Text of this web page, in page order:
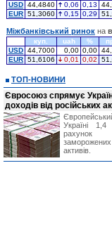
USD 44,4840 0,06 0,13
EUR 51,3060 0,15 0,29
Міжбанківський ринок на
куп. uah %
USD 44,7000 0,00 0,00
EUR 51,6106 0,01 0,02
ТОП-НОВИНИ
Євросоюз спрямує
доходів від російських
Україні
рахунок
активів.